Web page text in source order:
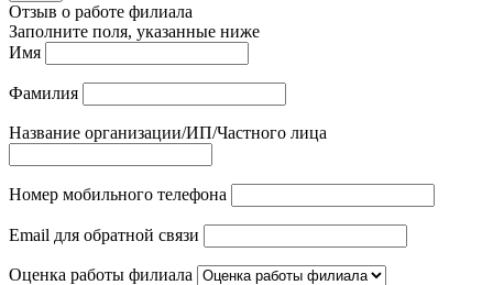
Отзыв о работе филиала
Заполните поля, указанные ниже
Имя
Фамилия
Название организации/ИП/Частного лица
Номер мобильного телефона
Email для обратной связи
Оценка работы филиала